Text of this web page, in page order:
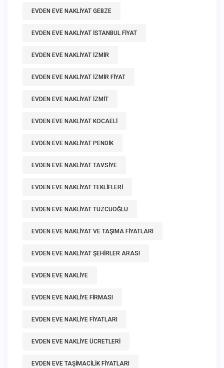
EVDEN EVE NAKLIYAT GEBZE
EVDEN EVE NAKLIYAT ISTANBUL FIYAT
EVDEN EVE NAKLIYAT IZMIR
EVDEN EVE NAKLIYAT IZMIR FIYAT
EVDEN EVE NAKLIYAT IZMIT
EVDEN EVE NAKLIYAT KOCAELI
EVDEN EVE NAKLIYAT PENDIK
EVDEN EVE NAKLIYAT TAVSIYE
EVDEN EVE NAKLIYAT TEKLIFLERI
EVDEN EVE NAKLIYAT TUZCUOĞLU
EVDEN EVE NAKLIYAT VE TAŞIMA FIYATLARI
EVDEN EVE NAKLIYAT ŞEHIRLER ARASI
EVDEN EVE NAKLIYE
EVDEN EVE NAKLIYE FIRMASI
EVDEN EVE NAKLIYE FIYATLARI
EVDEN EVE NAKLIYE ÜCRETLERI
EVDEN EVE TAŞIMACILIK FIYATLARI